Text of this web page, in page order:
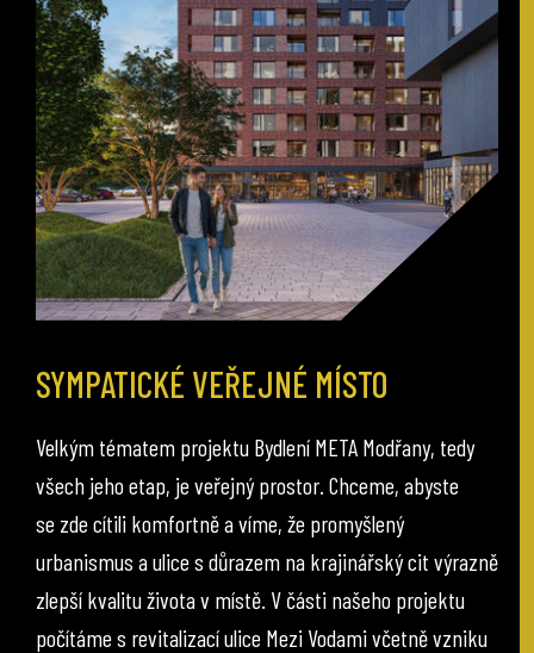
SYMPATICKÉ VEŘEJNÉ MÍSTO
Velkým tématem projektu Bydlení META Modřany, tedy
všech jeho etap, je veřejný prostor. Chceme, abyste
se zde cítili komfortně a víme, že promyšlený
urbanismus a ulice s důrazem na krajinářský cit výrazně
zlepší kvalitu života v místě. V části našeho projektu
počítáme s revitalizací ulice Mezi Vodami včetně vzniku